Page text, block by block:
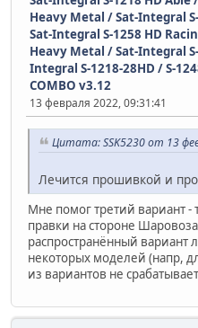
Heavy Metal / Sat-Integral
Sat-Integral S-1258 HD
Heavy Metal / Sat-Integral
Integral S-1218-28HD / S-
COMBO v3.12
13 февраля 2022, 09:31:41
Цитата: SSK5230 от 13
Лечится прошивкой и
Мне помог третий вариант
правки на стороне
распространённый вариант
некоторых моделей (напр,
из вариантов не